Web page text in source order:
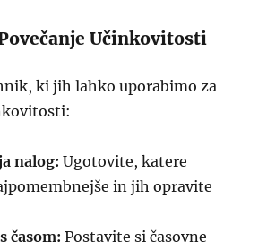
Učinkovitosti
ki jih lahko uporabimo za
nalog: Ugotovite, katere
in jih opravite
časom: Postavite si časovne